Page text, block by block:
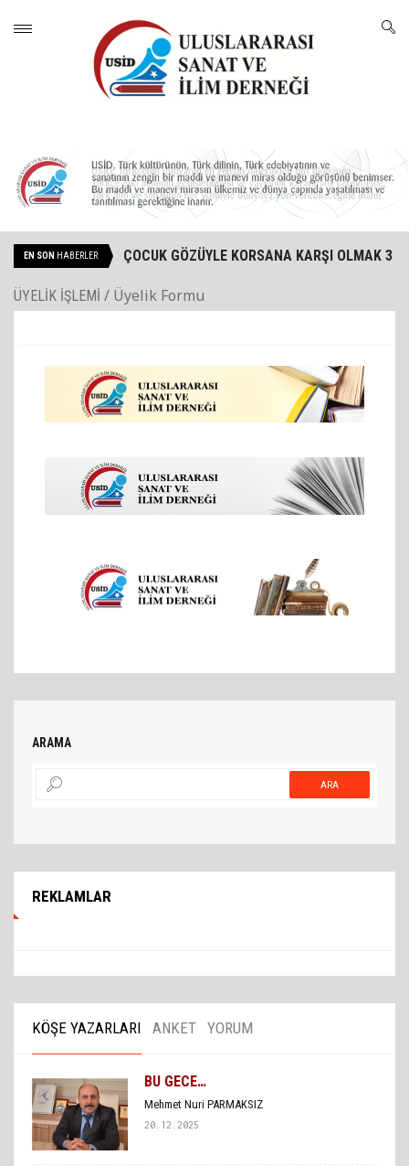
EN SON HABERLER
ÇOCUK GÖZÜYLE KORSANA KARŞI OLMAK 3
DRAMA ETKİNLİĞİ YAPILDI
ÜYELİK İŞLEMİ / Üyelik Formu
ARAMA
ARA
REKLAMLAR
KÖŞE YAZARLARI ANKET YORUM
BU GECE…
Mehmet Nuri PARMAKSIZ
20.12.2025